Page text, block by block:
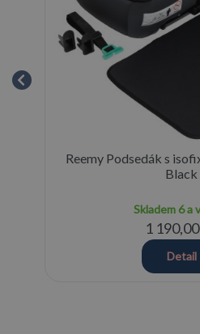
Reemy Podsedák s
Black
Skladem 6 a
1
Detail